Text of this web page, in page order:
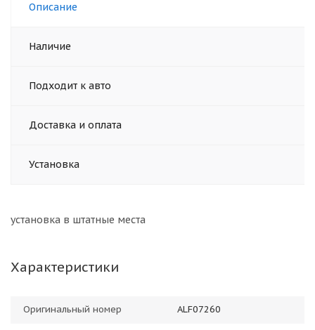
Описание
Наличие
Подходит к авто
Доставка и оплата
Установка
установка в штатные места
Характеристики
Оригинальный номер ALF07260